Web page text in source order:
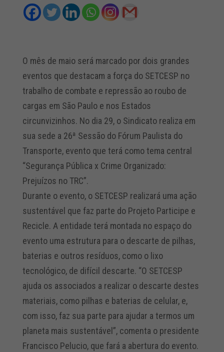
O mês de maio será marcado por dois grandes
eventos que destacam a força do SETCESP no
trabalho de combate e repressão ao roubo de
cargas em São Paulo e nos Estados
circunvizinhos. No dia 29, o Sindicato realiza em
sua sede a 26ª Sessão do Fórum Paulista do
Transporte, evento que terá como tema central
“Segurança Pública x Crime Organizado:
Prejuízos no TRC”.
Durante o evento, o SETCESP realizará uma ação
sustentável que faz parte do Projeto Participe e
Recicle. A entidade terá montada no espaço do
evento uma estrutura para o descarte de pilhas,
baterias e outros resíduos, como o lixo
tecnológico, de difícil descarte. “O SETCESP
ajuda os associados a realizar o descarte destes
materiais, como pilhas e baterias de celular, e,
com isso, faz sua parte para ajudar a termos um
planeta mais sustentável”, comenta o presidente
Francisco Pelucio, que fará a abertura do evento.